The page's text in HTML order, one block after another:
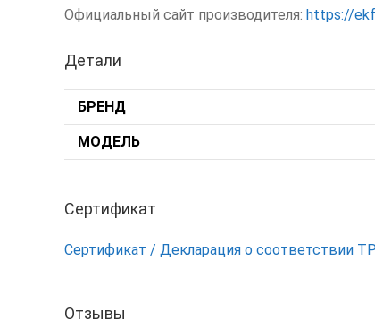
Официальный сайт производителя: https://
Детали
БРЕНД
МОДЕЛЬ
Сертификат
Сертификат / Декларация о соответствии
Отзывы